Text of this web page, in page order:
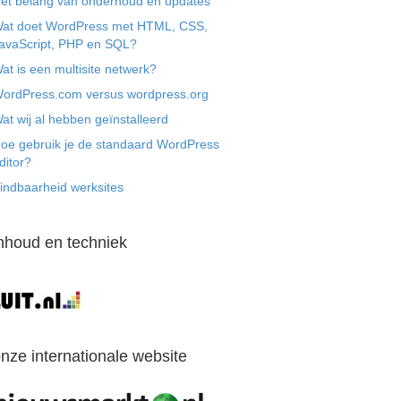
doet WordPress met HTML, CSS,
PHP en SQL?
is een multisite netwerk?
versus wordpress.org
wij al hebben geïnstalleerd
gebruik je de standaard WordPress
werksites
en techniek
internationale website